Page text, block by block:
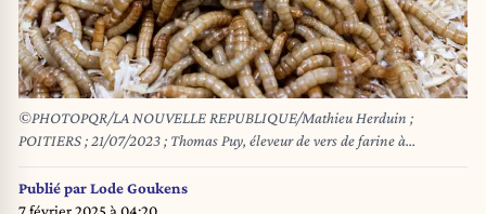
©PHOTOPQR/LA NOUVELLE REPUBLIQUE/Mathieu Herduin ;
POITIERS ; 21/07/2023 ; Thomas Puy, éleveur de vers de farine à
Coulombiers, le 21 juillet 2023.
Publié parLode Goukens
7 février 2025 à 04:20